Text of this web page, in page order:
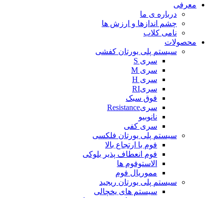
معرفی
درباره ی ما
چشم اندازها و ارزش ها
نامی کلاب
محصولات
سیستم پلی یورتان کفشی
سری S
سری M
سری H
سریRI
فوق سبک
سریResistance
نانوبیو
سری کفی
سیستم پلی یورتان فلکسی
فوم با ارتجاع بالا
فوم انعطاف پذیر بلوکی
الاستوفوم ها
مموریال فوم
سیستم پلی یورتان ریجید
سیستم های یخچالی